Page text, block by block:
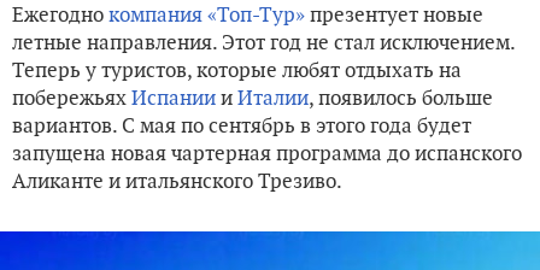
Ежегоднокомпания «Топ-Тур»презентует новые
летные направления. Этот год не стал исключением.
Теперь у туристов, которые любят отдыхать на
побережьяхИспаниииИталии, появилось больше
вариантов. С мая по сентябрь в этого года будет
запущена новая чартерная программа до испанского
Аликанте и итальянского Трезиво.